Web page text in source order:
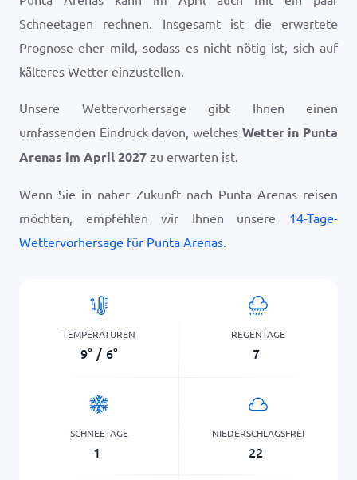
Schneetagen rechnen. Insgesamt ist die erwartete
Prognose eher mild, sodass es nicht nötig ist, sich auf
kälteres Wetter einzustellen.
Unsere Wettervorhersage gibt Ihnen einen
umfassenden Eindruck davon, welches Wetter in Punta
Arenas im April 2027 zu erwarten ist.
Wenn Sie in naher Zukunft nach Punta Arenas reisen
möchten, empfehlen wir Ihnen unsere 14-Tage-
Wettervorhersage für Punta Arenas.
TEMPERATUREN
9° / 6°
REGENTAGE
7
SCHNEETAGE
1
NIEDERSCHLAGSFREI
22